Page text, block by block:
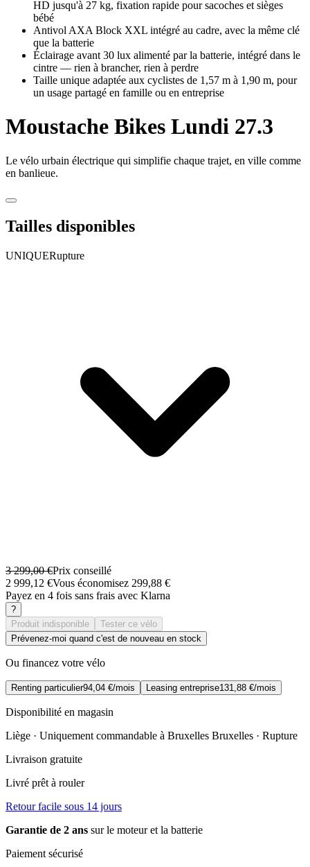
HD jusqu'à 27 kg, fixation rapide pour sacoches et sièges
bébé
Antivol AXA Block XXL intégré au cadre, avec la même clé
que la batterie
Éclairage avant 30 lux alimenté par la batterie, intégré dans le
cintre — rien à brancher, rien à perdre
Taille unique adaptée aux cyclistes de 1,57 m à 1,90 m, pour
un usage partagé en famille ou en entreprise
Moustache Bikes Lundi 27.3
Le vélo urbain électrique qui simplifie chaque trajet, en ville comme
en banlieue.
Tailles disponibles
UNIQUERupture
3 299,00 €Prix conseillé
2 999,12 €Vous économisez 299,88 €
Payez en 4 fois sans frais avec Klarna
?
Produit indisponible
Tester ce vélo
Prévenez-moi quand c'est de nouveau en stock
Ou financez votre vélo
Renting particulier94,04 €/mois Leasing entreprise131,88 €/mois
Disponibilité en magasin
Liège · Uniquement commandable à Bruxelles Bruxelles · Rupture
Livraison gratuite
Livré prêt à rouler
Retour facile sous 14 jours
Garantie de 2 ans sur le moteur et la batterie
Paiement sécurisé